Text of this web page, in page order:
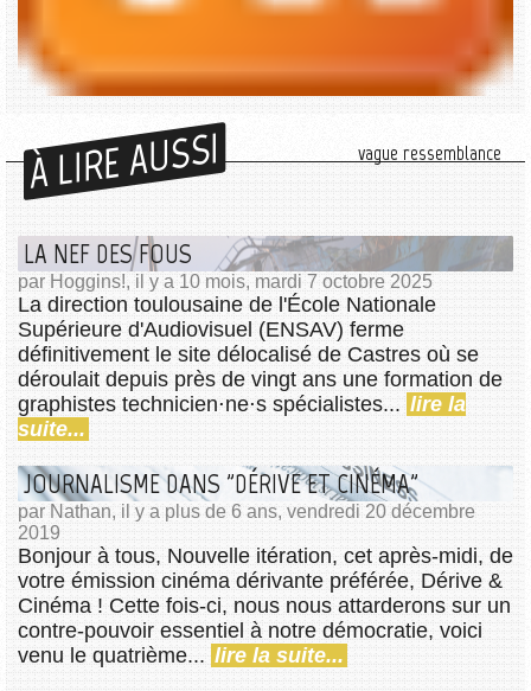
À LIRE AUSSI vague ressemblance
LA NEF DES FOUS
par Hoggins!, il y a 10 mois, mardi 7 octobre 2025
La direction toulousaine de l'École Nationale
Supérieure d'Audiovisuel (ENSAV) ferme
définitivement le site délocalisé de Castres où se
déroulait depuis près de vingt ans une formation de
graphistes technicien⋅ne⋅s spécialistes... lire la
suite...
JOURNALISME DANS "DÉRIVE ET CINÉMA"
par Nathan, il y a plus de 6 ans, vendredi 20 décembre
2019
Bonjour à tous, Nouvelle itération, cet après-midi, de
votre émission cinéma dérivante préférée, Dérive &
Cinéma ! Cette fois-ci, nous nous attarderons sur un
contre-pouvoir essentiel à notre démocratie, voici
venu le quatrième... lire la suite...